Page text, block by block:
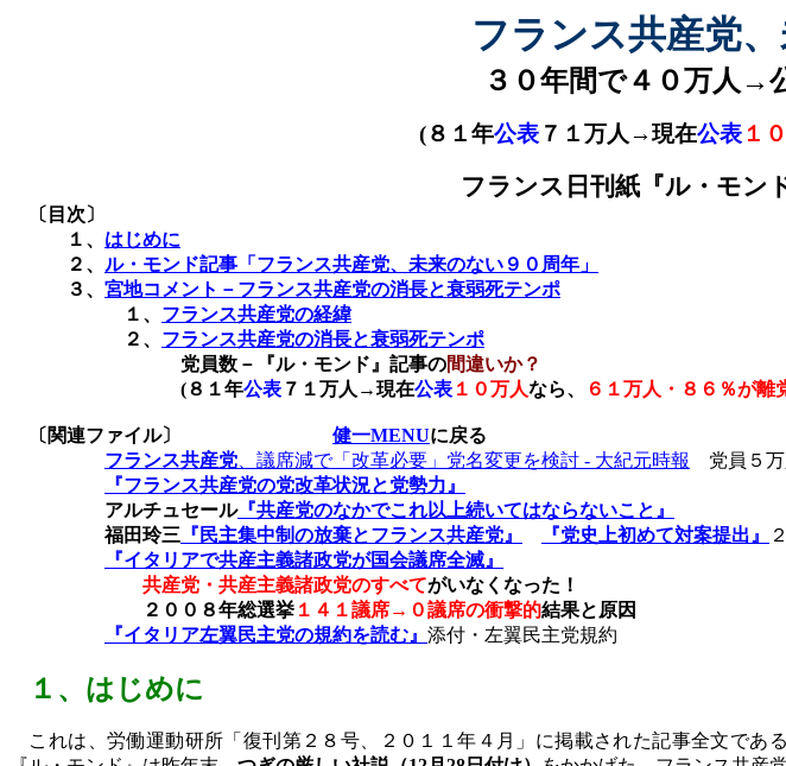
フランス共産党
３０年間で４０万人→
(８１年公表７１万人→現在公表１
フランス日刊紙『ル・モンド
〔目次〕
１、 はじめに
２、 ル・モンド記事「フランス共産党、未来のない９０周年」
３、 宮地コメント－フランス共産党の消長と衰弱死テンポ
１、 フランス共産党の経緯
２、 フランス共産党の消長と衰弱死テンポ
党員数－『ル・モンド』記事の間違いか？
(８１年公表 ７１万人→現在公表 １０万人なら、 ６１万人・８６％が離
〔関連ファイル〕 健一MENUに戻る
フランス共産党 、議席減で「改革必要」党名変更を検討 - 大紀元時報
党員５万
『フランス共産党の党改革状況と党勢力』
アルチュセール『共産党のなかでこれ以上続いてはならないこと』
福田玲三 『民主集中制の放棄とフランス共産党』 『党史上初めて対案提出』
『イタリアで共産主義諸政党が国会議席全滅』
共産党・共産主義諸政党のすべてがいなくなった！
２００８年総選挙 １４１議席→０議席の衝撃的結果と原因
『イタリア左翼民主党の規約を読む』 添付・左翼民主党規約
１、 はじめに
これは、労働運動研所「復刊第２８号、２０１１年４月」に掲載された記事全文であ